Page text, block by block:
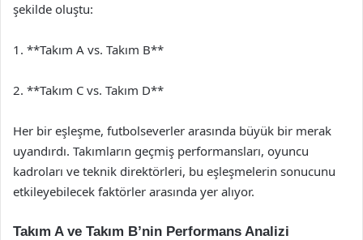
şekilde oluştu:
1. **Takım A vs. Takım B**
2. **Takım C vs. Takım D**
Her bir eşleşme, futbolseverler arasında büyük bir merak
uyandırdı. Takımların geçmiş performansları, oyuncu
kadroları ve teknik direktörleri, bu eşleşmelerin sonucunu
etkileyebilecek faktörler arasında yer alıyor.
Takım A ve Takım B’nin Performans Analizi